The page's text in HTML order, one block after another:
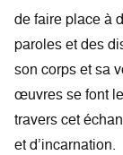
de faire place à
paroles et des
son corps et sa
œuvres se font
travers cet
et d’incarnation.